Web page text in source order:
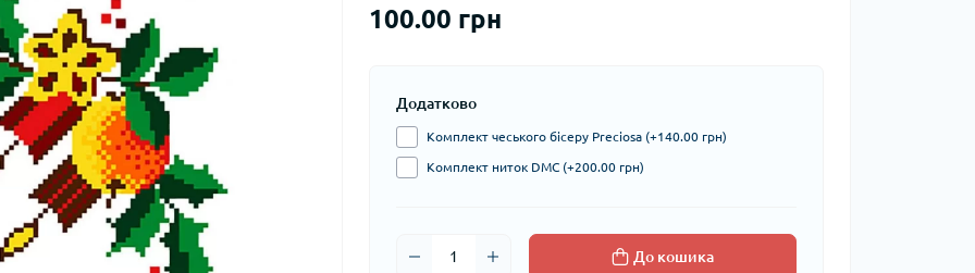
100.00 грн
Додатково
Комплект чеського бісеру Preciosa (+140.00 грн)
Комплект ниток DMC (+200.00 грн)
До кошика